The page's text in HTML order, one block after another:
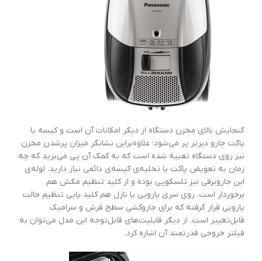
گنجایش بالای مخزن دستگاه از دیگر امکانات آن است و کیسه یا
پاکت جارو دیرتر پر می‌شود؛ علاوه‌براین نشانگر میزان پرشدن مخزن
نیز روی دستگاه تعبیه شده است که به کمک آن پی می‌برید که چه
زمان به تعویض پاکت یا تخلیه‌ی کیسه‌ی دائمی نیاز دارید. لوله‌ی
این جاروبرقی نیز تلسکوپی بوده و از کلید تنظیم مکش هم
برخوردار است. روی سری پارویی یا نازل هم کلید پایی تنظیم حالت
پارویی قرار گرفته که برای جاروکشی سطح فرش و سرامیک
قابل‌تغییر است. از دیگر قابلیت‌های قابل‌توجه این مدل می‌توان به
فیلتر خروجی قدرتمند آن اشاره کرد.